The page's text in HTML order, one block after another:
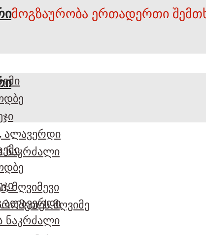
მოგზაურობა ერთადერთი
ალავერდი
ნაკრძალი
მღვიმევი
მღვიმე
ალავერდი
ნაკრძალი